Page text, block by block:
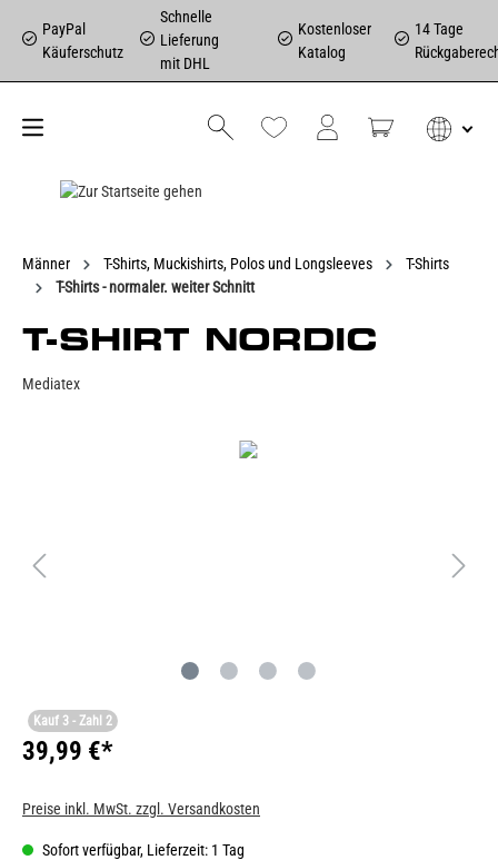
PayPal
Käuferschutz
Schnelle
Lieferung
mit DHL
Kostenloser
Katalog
14 Tage
Männer T-Shirts, Muckishirts, Polos und Longsleeves
T-Shirts
T-Shirts - normaler. weiter Schnitt
T-SHIRT NORDIC
Mediatex
Kauf 3 - Zahl 2
39,99 €*
Preise inkl. MwSt. zzgl. Versandkosten
Sofort verfügbar, Lieferzeit: 1 Tag